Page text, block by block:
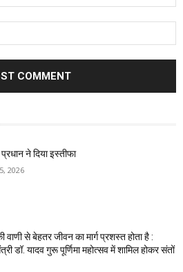
प्रधान ने दिया इस्तीफा
2026
वाणी से बेहतर जीवन का मार्ग प्रशस्त होता है :
डॉ. यादव गुरू पूर्णिमा महोत्सव में शामिल होकर संतों